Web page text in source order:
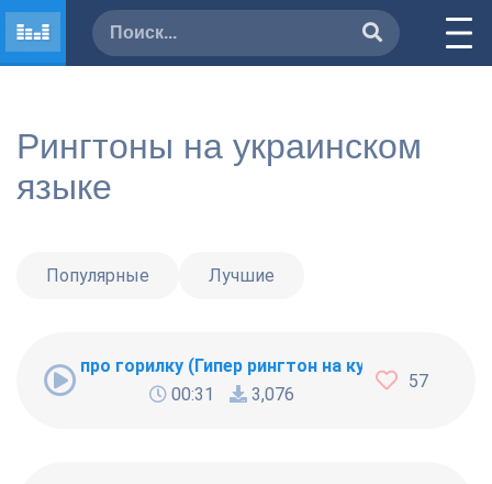
Рингтоны на украинском
языке
Популярные Лучшие
про горилку (Гипер рингтон на кума) - И шо,
00:31
3,076
57